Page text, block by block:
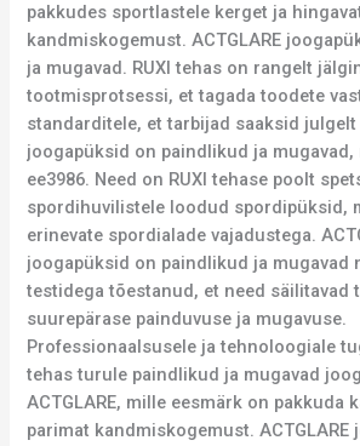
pakkudes sportlastele kerget ja
kandmiskogemust. ACTGLARE
ja mugavad. RUXI tehas on rangelt
tootmisprotsessi, et tagada toodete
standarditele, et tarbijad saaksid julgelt
joogapüksid on paindlikud ja mugavad,
ee3986. Need on RUXI tehase poolt
spordihuvilistele loodud spordipüksid,
erinevate spordialade vajadustega.
joogapüksid on paindlikud ja mugavad
testidega tõestanud, et need säilitavad
suurepärase painduvuse ja mugavuse.
Professionaalsusele ja tehnoloogiale
tehas turule paindlikud ja mugavad
ACTGLARE, mille eesmärk on pakkuda
parimat kandmiskogemust. ACTGLARE